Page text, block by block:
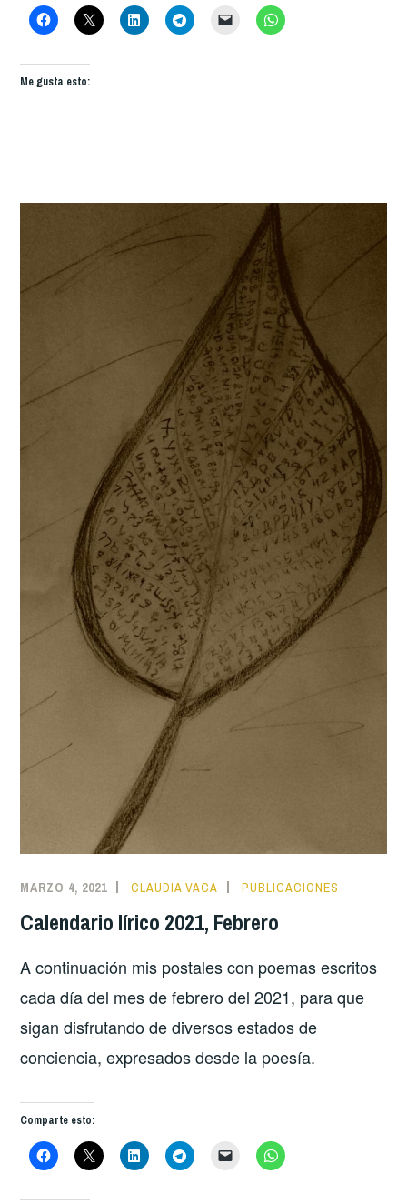
Me gusta esto:
MARZO 4, 2021 CLAUDIA VACA PUBLICACIONES
Calendario lírico 2021, Febrero
A continuación mis postales con poemas escritos
cada día del mes de febrero del 2021, para que
sigan disfrutando de diversos estados de
conciencia, expresados desde la poesía.
Comparte esto: